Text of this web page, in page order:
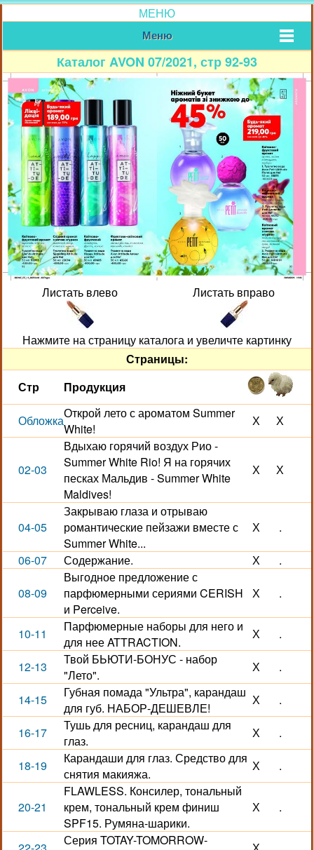
МЕНЮ
Меню
Каталог AVON 07/2021, стр 92-93
Листать влево Листать вправо
Нажмите на страницу каталога и увеличте картинку
Страницы:
Стр
Продукция
ОбложкаОткрой лето с ароматом Summer
White!
Х Х
02-03
Вдыхаю горячий воздух Рио -
Summer White Rio! Я на горячих
песках Мальдив - Summer White
Maldives!
Х Х
04-05
Закрываю глаза и отрываю
романтические пейзажи вместе с
Summer White...
Х .
06-07 Содержание. Х .
08-09
Выгодное предложение с
парфюмерными сериями CERISH
и Perceive.
Х .
10-11
Парфюмерные наборы для него и
для нее ATTRACTION.
Х .
12-13
Твой БЬЮТИ-БОНУС - набор
"Лето".
Х .
14-15
Губная помада "Ультра", карандаш
для губ. НАБОР-ДЕШЕВЛЕ!
Х .
16-17
Тушь для ресниц, карандаш для
глаз.
Х .
18-19
Карандаши для глаз. Средство для
снятия макияжа.
Х .
20-21
FLAWLESS. Консилер, тональный
крем, тональный крем финиш
SPF15. Румяна-шарики.
Х .
Серия TOTAY-TOMORROW-